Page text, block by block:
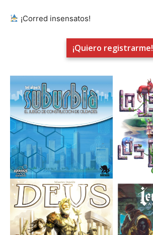
¡Corred insensatos!
¡Quiero registrarme!